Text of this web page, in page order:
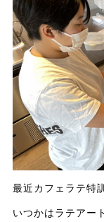
最近カフェラテ特
いつかはラテアート